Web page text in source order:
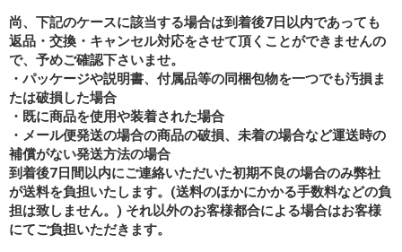
尚、下記のケースに該当する場合は到着後7日以内であっても
返品・交換・キャンセル対応をさせて頂くことができませんの
で、予めご確認下さいませ。
・パッケージや説明書、付属品等の同梱包物を一つでも汚損ま
たは破損した場合
・既に商品を使用や装着された場合
・メール便発送の場合の商品の破損、未着の場合など運送時の
補償がない発送方法の場合
到着後7日間以内にご連絡いただいた初期不良の場合のみ弊社
が送料を負担いたします。(送料のほかにかかる手数料などの負
担は致しません。) それ以外のお客様都合による場合はお客様
にてご負担いただきます。